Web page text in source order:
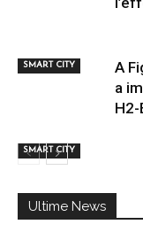
SMART CITY
SMART CITY
A
a
H2-
Ultime News